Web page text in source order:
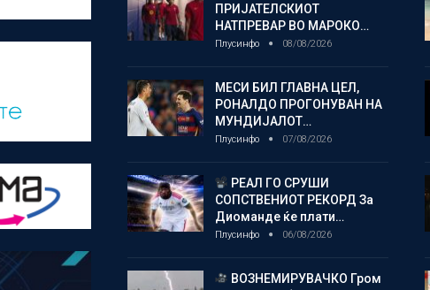
ПРИЈАТЕЛСКИОТ
НАТПРЕВАР ВО МАРОКО…
Плусинфо 08/08/2026
МЕСИ БИЛ ГЛАВНА ЦЕЛ,
РОНАЛДО ПРОГОНУВАН НА
МУНДИЈАЛОТ…
Плусинфо 07/08/2026
РЕАЛ ГО СРУШИ
СОПСТВЕНИОТ РЕКОРД За
Диоманде ќе плати…
Плусинфо 06/08/2026
ВОЗНЕМИРУВАЧКО Гром